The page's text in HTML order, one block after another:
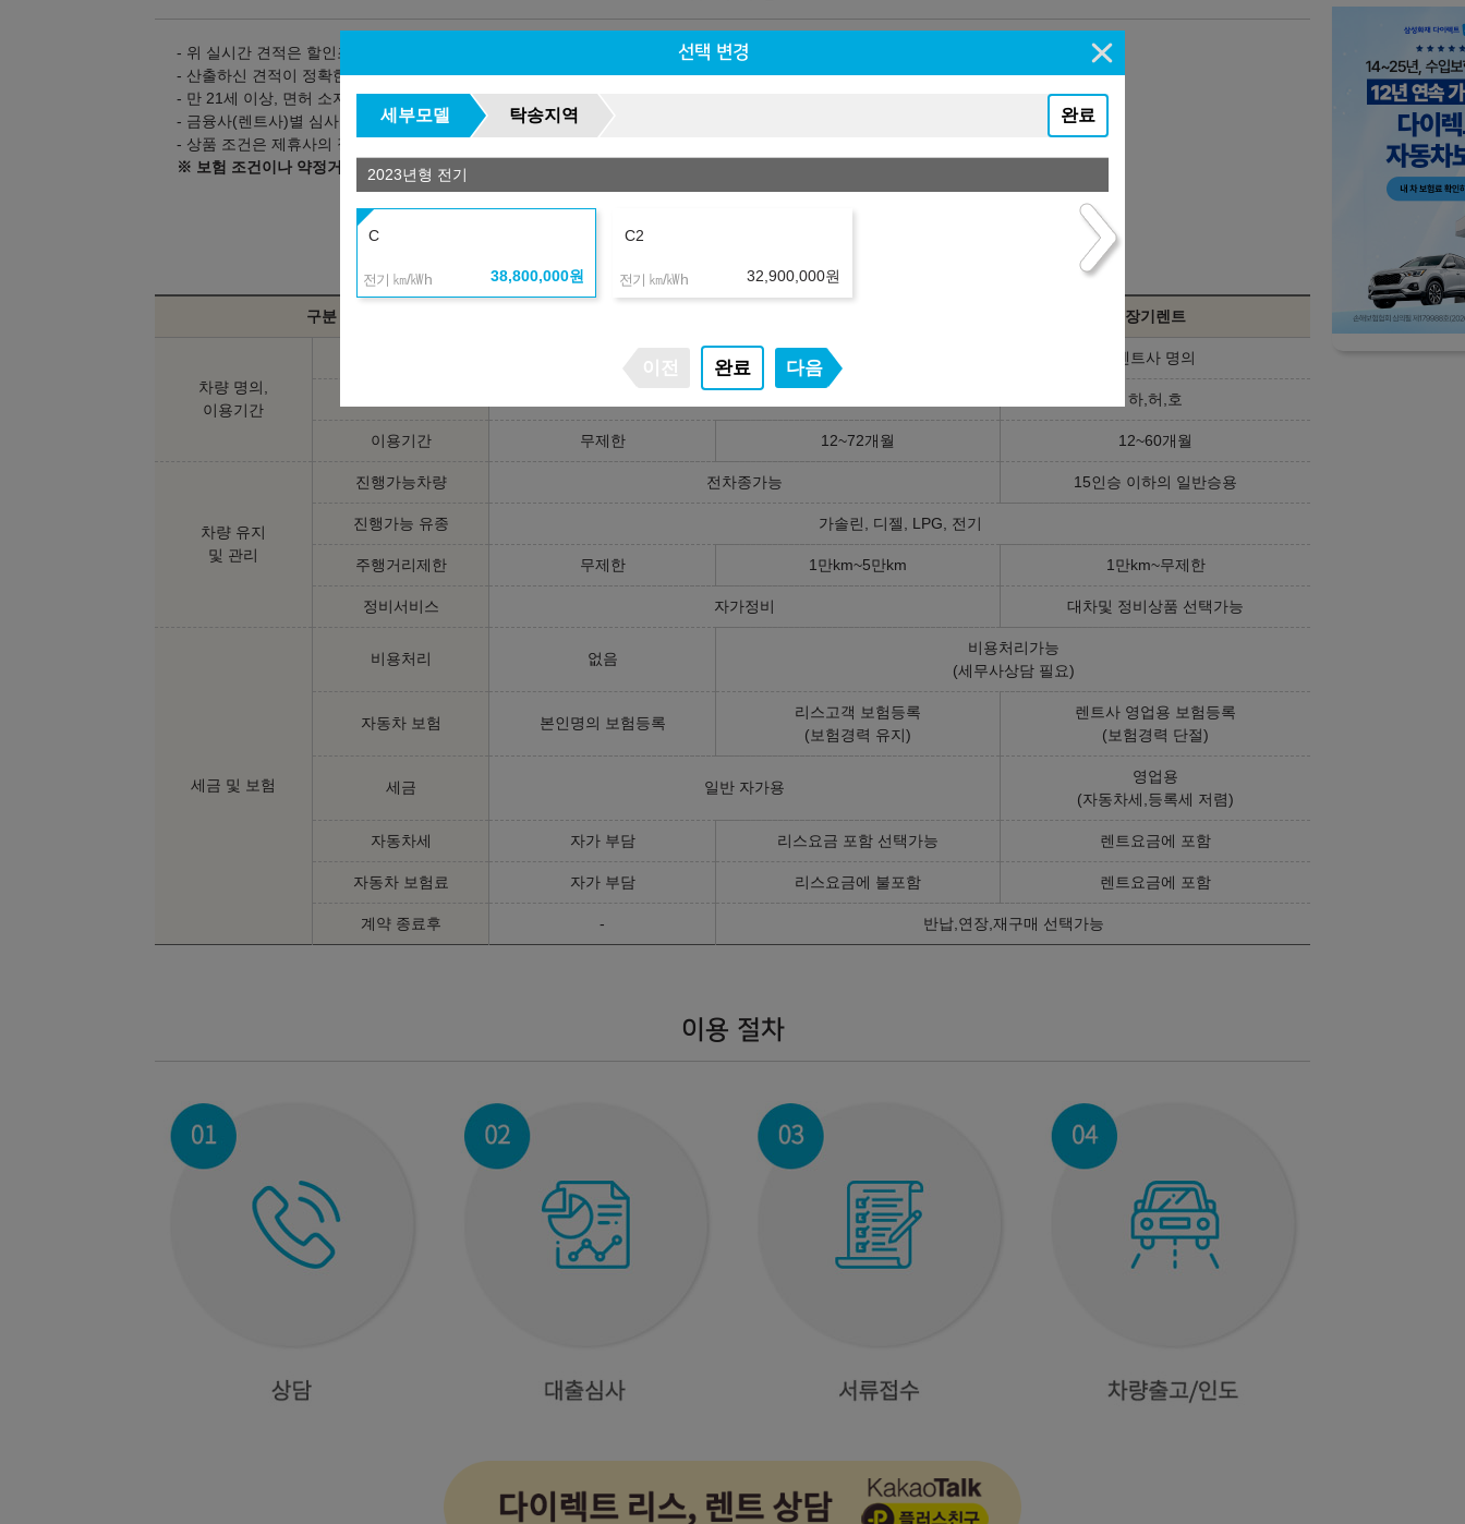
- 위 실시간 견적은 할인조건 및 탁송지역, 대리점/딜러사에 따라 달라질 수 있습니다.
- 산출하신 견적이 정확한지 상담을 통해 확인하시기 바랍니다.
- 만 21세 이상, 면허 소지 1년 이상의 고객만 진행 가능합니다.
- 금융사(렌트사)별 심사 기준은 다를 수 있으며, 신용 및 소득 불충족시 견적이 변경되거나 진행이 불가하실 수도 있습니다.
- 상품 조건은 제휴사의 정책 변경으로 인해 변동되거나 중단될 수 있습니다.
※ 보험 조건이나 약정거리 등 변경을 원하시는 견적은 플러스 친구를 등록하시거나 상담문의를 남겨주세요.
구매/리스/렌트 장단점 비교
구분 장기렌트
차량 명의,
이용기간
리스사 명의 렌트사 명의
하,허,호
이용기간 무제한 12~72개월 12~60개월
차량 유지
및 관리
진행가능차량 전차종가능 15인승 이하의 일반승용
진행가능 유종 가솔린, 디젤, LPG, 전기
주행거리제한 무제한 1만km~5만km 1만km~무제한
정비서비스 자가정비 대차및 정비상품 선택가능
세금 및 보험
비용처리 없음
비용처리가능
(세무사상담 필요)
자동차 보험 본인명의 보험등록
리스고객 보험등록
(보험경력 유지)
렌트사 영업용 보험등록
(보험경력 단절)
세금 일반 자가용
영업용
(자동차세,등록세 저렴)
자동차세 자가 부담 리스요금 포함 선택가능 렌트요금에 포함
자동차 보험료 자가 부담 리스요금에 불포함 렌트요금에 포함
계약 종료후 - 반납,연장,재구매 선택가능
이용 절차
선택 변경
세부모델 탁송지역 완료
2023년형 전기
C
전기 ㎞/㎾h 38,800,000원
C2
전기 ㎞/㎾h 32,900,000원
완료 다음